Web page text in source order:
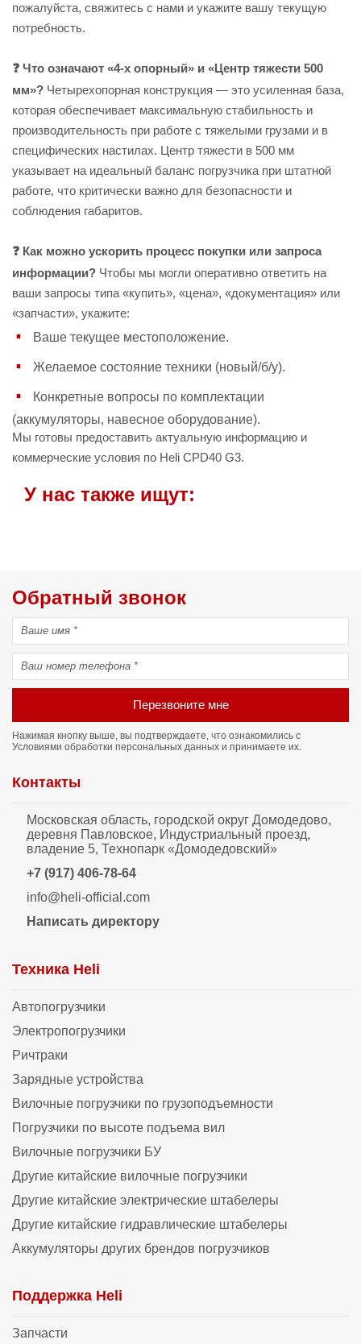
пожалуйста, свяжитесь с нами и укажите вашу текущую
потребность.
❓ Что означают «4-х опорный» и «Центр тяжести 500
мм»? Четырехопорная конструкция — это усиленная база,
которая обеспечивает максимальную стабильность и
производительность при работе с тяжелыми грузами и в
специфических настилах. Центр тяжести в 500 мм
указывает на идеальный баланс погрузчика при штатной
работе, что критически важно для безопасности и
соблюдения габаритов.
❓ Как можно ускорить процесс покупки или запроса
информации? Чтобы мы могли оперативно ответить на
ваши запросы типа «купить», «цена», «документация» или
«запчасти», укажите:
Ваше текущее местоположение.
Желаемое состояние техники (новый/б/у).
Конкретные вопросы по комплектации
(аккумуляторы, навесное оборудование).
Мы готовы предоставить актуальную информацию и
коммерческие условия по Heli CPD40 G3.
У нас также ищут:
Обратный звонок
Перезвоните мне
Нажимая кнопку выше, вы подтверждаете, что ознакомились с
Условиями обработки персональных данных и принимаете их.
Контакты
Московская область, городской округ Домодедово,
деревня Павловское, Индустриальный проезд,
владение 5, Технопарк «Домодедовский»
+7 (917) 406-78-64
info@heli-official.com
Написать директору
Техника Heli
Автопогрузчики
Электропогрузчики
Ричтраки
Зарядные устройства
Вилочные погрузчики по грузоподъемности
Погрузчики по высоте подъема вил
Вилочные погрузчики БУ
Другие китайские вилочные погрузчики
Другие китайские электрические штабелеры
Другие китайские гидравлические штабелеры
Аккумуляторы других брендов погрузчиков
Поддержка Heli
Запчасти